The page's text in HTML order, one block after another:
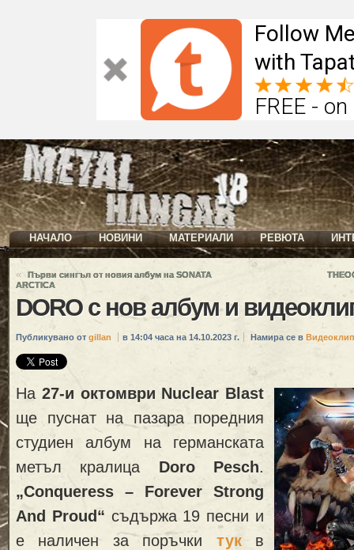
Follow
with
FREE -
НАЧАЛО НОВИНИ МАТЕРИАЛИ РЕВЮТА
«
Първи сингъл от новия албум на SONATA
ARCTICA
DORO с нов албум и
Публикувано от gillan в 14:04 часа на 14.10.2023 г. Намира се в
На 27-и октомври Nuclear Blast
ще пуснат на пазара поредния
студиен албум на германската
метъл кралица Doro Pesch.
„Conqueress – Forever Strong
And Proud“ съдържа 19 песни и
е наличен за поръчки тук
в